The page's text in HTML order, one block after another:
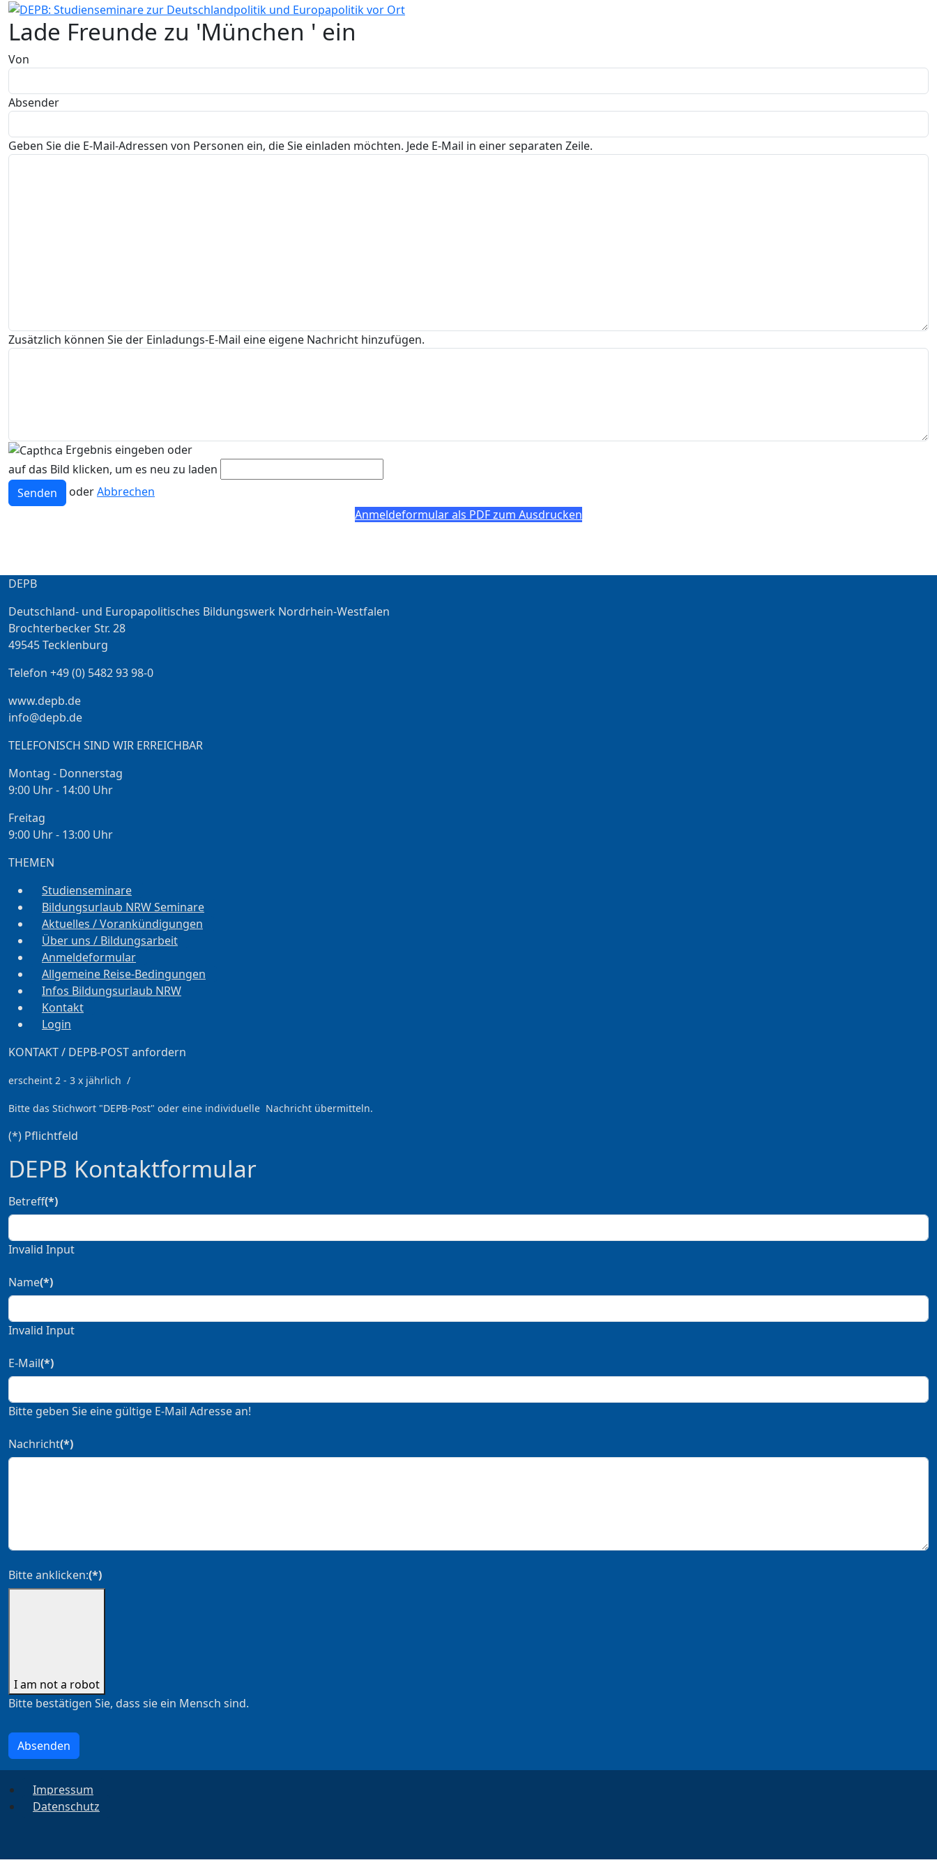
Lade Freunde zu 'München ' ein
Von
Absender
Geben Sie die E-Mail-Adressen von Personen ein, die Sie einladen möchten. Jede E-Mail in einer separaten Zeile.
Zusätzlich können Sie der Einladungs-E-Mail eine eigene Nachricht hinzufügen.
Ergebnis eingeben oder
auf das Bild klicken, um es neu zu laden
Senden
oderAbbrechen
Anmeldeformular als PDF zum Ausdrucken
DEPB
Deutschland- und Europapolitisches Bildungswerk Nordrhein-Westfalen
Brochterbecker Str. 28
49545 Tecklenburg
Telefon +49 (0) 5482 93 98-0
www.depb.de
info@depb.de
TELEFONISCH SIND WIR ERREICHBAR
Montag - Donnerstag
9:00 Uhr - 14:00 Uhr
Freitag
9:00 Uhr - 13:00 Uhr
THEMEN
Studienseminare
Bildungsurlaub NRW Seminare
Aktuelles / Vorankündigungen
Über uns / Bildungsarbeit
Anmeldeformular
Allgemeine Reise-Bedingungen
Infos Bildungsurlaub NRW
Kontakt
Login
KONTAKT / DEPB-POST anfordern
erscheint 2 - 3 x jährlich /
Bitte das Stichwort "DEPB-Post" oder eine individuelle Nachricht übermitteln.
(*) Pflichtfeld
DEPB Kontaktformular
Betreff(*)
Invalid Input
Name(*)
Invalid Input
E-Mail(*)
Bitte geben Sie eine gültige E-Mail Adresse an!
Nachricht(*)
Bitte anklicken:(*)
I am not a robot
Bitte bestätigen Sie, dass sie ein Mensch sind.
Absenden
Impressum
Datenschutz